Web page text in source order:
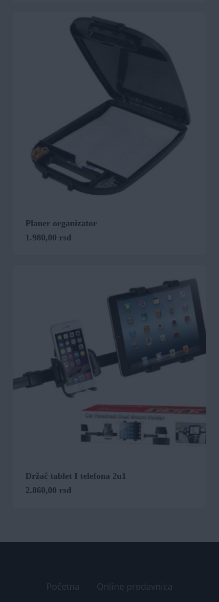
Planer organizator
1.980,00 rsd
Držač tablet I telefona 2u1
2.860,00 rsd
Početna
Online prodavnica